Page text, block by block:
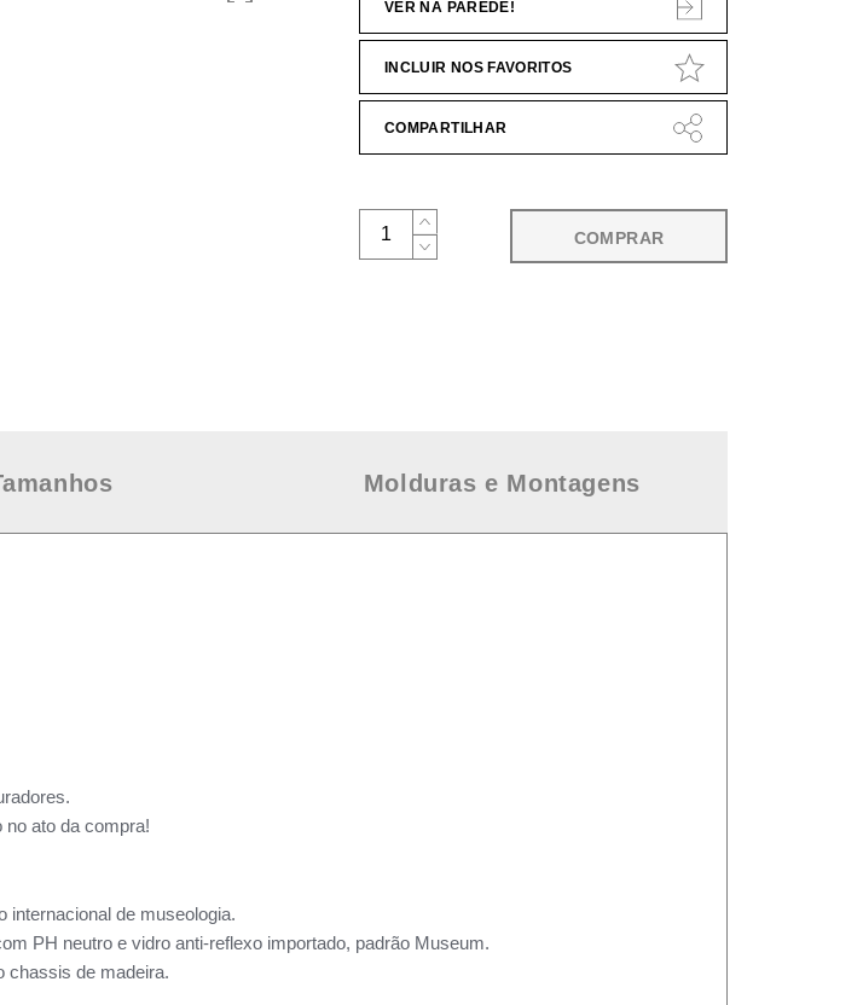
VER NA PAREDE!
INCLUIR NOS FAVORITOS
COMPARTILHAR
COMPRAR
Molduras e Montagens
no ato da compra!
internacional de museologia.
PH neutro e vidro anti-reflexo importado, padrão Museum.
chassis de madeira.